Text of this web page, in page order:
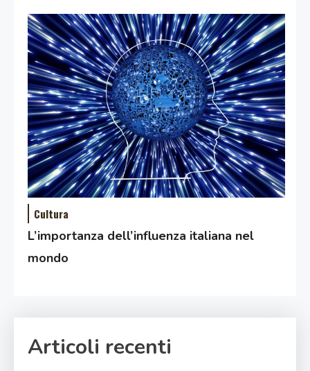
Cultura
L’importanza dell’influenza italiana nel
mondo
Articoli recenti